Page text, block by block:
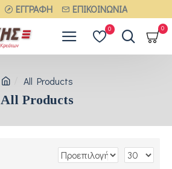
ΕΓΓΡΑΦΉ ΕΠΙΚΟΙΝΩΝΊΑ
0 0
All Products
All Products